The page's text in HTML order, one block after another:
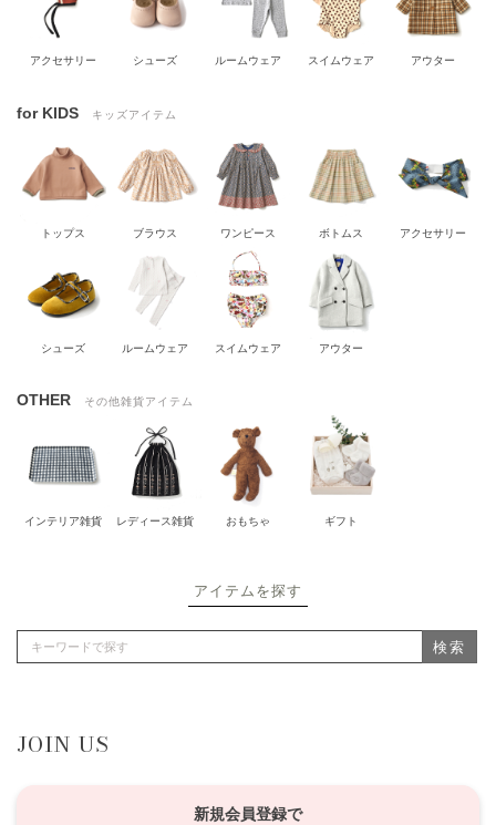
アクセサリー シューズ ルームウェア スイムウェア アウター
for KIDS キッズアイテム
トップス ブラウス ワンピース ボトムス アクセサリー
シューズ ルームウェア スイムウェア アウター
OTHER その他雑貨アイテム
インテリア雑貨 レディース雑貨 おもちゃ ギフト
アイテムを探す
検索
JOIN US
新規会員登録で